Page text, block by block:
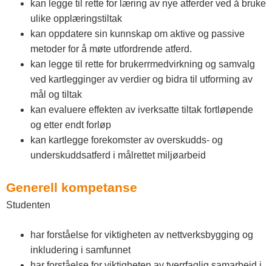
kan legge til rette for læring av nye atferder ved å bruke
ulike opplæringstiltak
kan oppdatere sin kunnskap om aktive og passive
metoder for å møte utfordrende atferd.
kan legge til rette for brukerrmedvirkning og samvalg
ved kartlegginger av verdier og bidra til utforming av
mål og tiltak
kan evaluere effekten av iverksatte tiltak fortløpende
og etter endt forløp
kan kartlegge forekomster av overskudds- og
underskuddsatferd i målrettet miljøarbeid
Generell kompetanse
Studenten
har forståelse for viktigheten av nettverksbygging og
inkludering i samfunnet